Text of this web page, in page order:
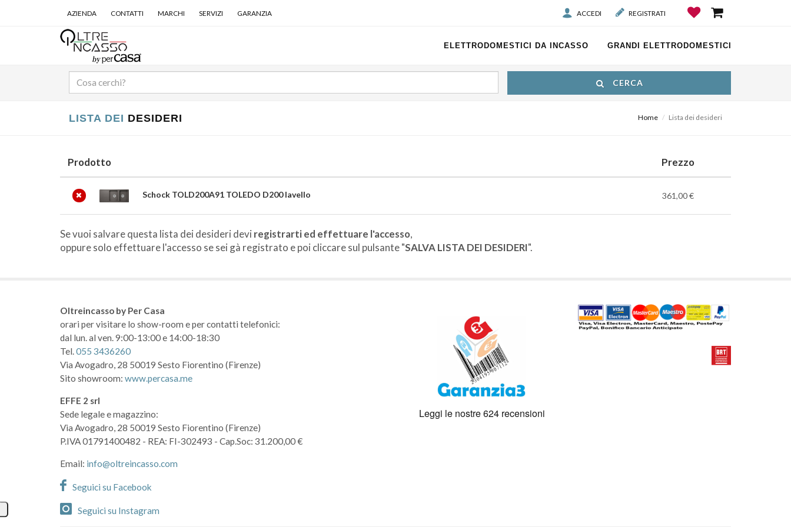
AZIENDA CONTATTI MARCHI SERVIZI GARANZIA ACCEDI REGISTRATI
ELETTRODOMESTICI DA INCASSO GRANDI ELETTRODOMESTICI
CERCA
LISTA DEI DESIDERI Home Lista dei desideri
Prodotto Prezzo
Schock TOLD200A91 TOLEDO D200 lavello 361,00 €
Se vuoi salvare questa lista dei desideri devi registrarti ed effettuare l'accesso,
oppure solo effettuare l'accesso se sei gà registrato e poi cliccare sul pulsante "SALVA LISTA DEI DESIDERI".
Oltreincasso by Per Casa
orari per visitare lo show-room e per contatti telefonici:
dal lun. al ven. 9:00-13:00 e 14:00-18:30
Tel.055 3436260
Via Avogadro, 28 50019 Sesto Fiorentino (Firenze)
Sito showroom: www.percasa.me
EFFE 2 srl
Sede legale e magazzino:
Via Avogadro, 28 50019 Sesto Fiorentino (Firenze)
P.IVA 01791400482 - REA: FI-302493 - Cap.Soc: 31.200,00 €
Email: info@oltreincasso.com
Seguici su Facebook
Seguici su Instagram